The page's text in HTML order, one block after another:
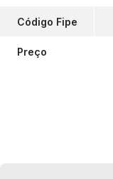
Código Fipe
Preço